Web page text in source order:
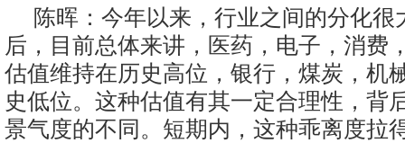
陈晖：今年以来，行业之间的分化很
后，目前总体来讲，医药，电子，消费
估值维持在历史高位，银行，煤炭，机
史低位。这种估值有其一定合理性，背
景气度的不同。短期内，这种乖离度拉